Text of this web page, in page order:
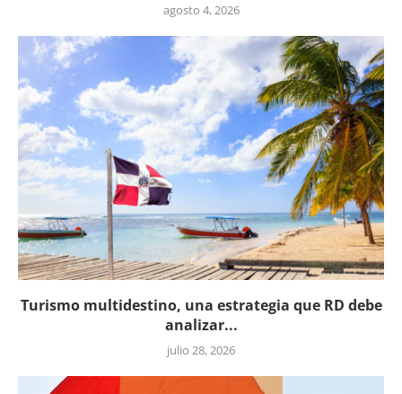
agosto 4, 2026
Turismo multidestino, una estrategia que RD debe
analizar...
julio 28, 2026